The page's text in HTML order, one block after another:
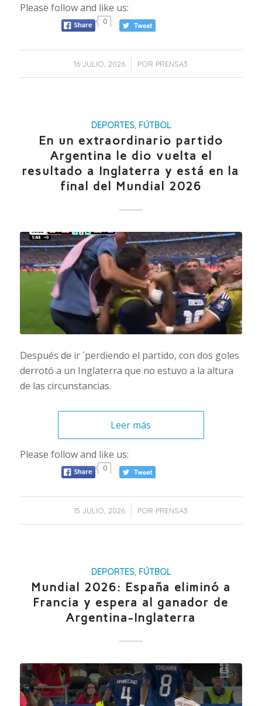
Please follow and like us:
0
16 JULIO, 2026
/ POR PRENSA3
DEPORTES, FÚTBOL
En un extraordinario partido
Argentina le dio vuelta el
resultado a Inglaterra y está en la
final del Mundial 2026
Después de ir ´perdiendo el partido, con dos goles
derrotó a un Inglaterra que no estuvo a la altura
de las circunstancias.
Leer más
Please follow and like us:
0
15 JULIO, 2026
/ POR PRENSA3
DEPORTES, FÚTBOL
Mundial 2026: España eliminó a
Francia y espera al ganador de
Argentina-Inglaterra